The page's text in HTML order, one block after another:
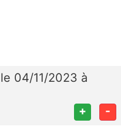
le 04/11/2023 à
+ -